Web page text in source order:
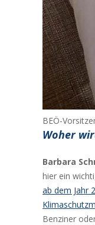
BEÖ-
Woher
Barbara
hier ein
ab dem Jahr
Benziner